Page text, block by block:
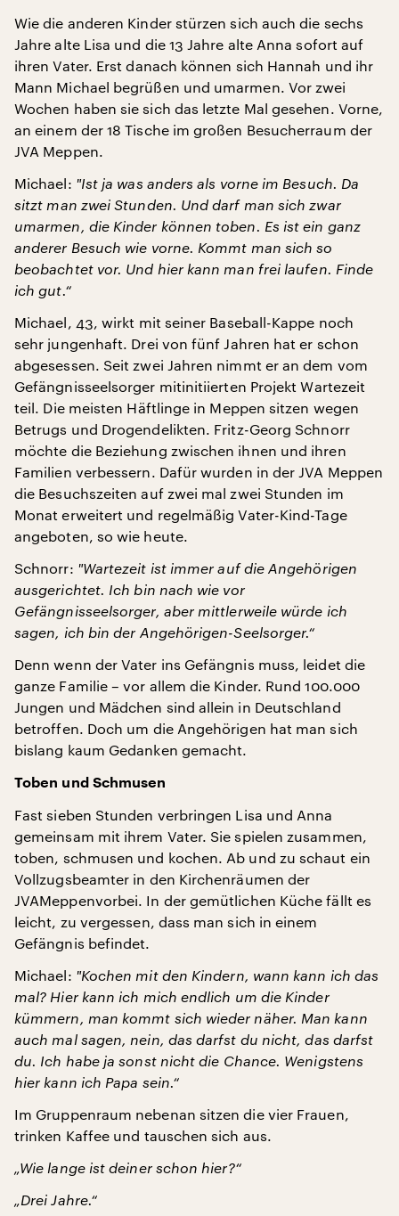
Wie die anderen Kinder stürzen sich auch die sechs
Jahre alte Lisa und die 13 Jahre alte Anna sofort auf
ihren Vater. Erst danach können sich Hannah und ihr
Mann Michael begrüßen und umarmen. Vor zwei
Wochen haben sie sich das letzte Mal gesehen. Vorne,
an einem der 18 Tische im großen Besucherraum der
JVA Meppen.
Michael: "Ist ja was anders als vorne im Besuch. Da
sitzt man zwei Stunden. Und darf man sich zwar
umarmen, die Kinder können toben. Es ist ein ganz
anderer Besuch wie vorne. Kommt man sich so
beobachtet vor. Und hier kann man frei laufen. Finde
ich gut.“
Michael, 43, wirkt mit seiner Baseball-Kappe noch
sehr jungenhaft. Drei von fünf Jahren hat er schon
abgesessen. Seit zwei Jahren nimmt er an dem vom
Gefängnisseelsorger mitinitiierten Projekt Wartezeit
teil. Die meisten Häftlinge in Meppen sitzen wegen
Betrugs und Drogendelikten. Fritz-Georg Schnorr
möchte die Beziehung zwischen ihnen und ihren
Familien verbessern. Dafür wurden in der JVA Meppen
die Besuchszeiten auf zwei mal zwei Stunden im
Monat erweitert und regelmäßig Vater-Kind-Tage
angeboten, so wie heute.
Schnorr: "Wartezeit ist immer auf die Angehörigen
ausgerichtet. Ich bin nach wie vor
Gefängnisseelsorger, aber mittlerweile würde ich
sagen, ich bin der Angehörigen-Seelsorger.“
Denn wenn der Vater ins Gefängnis muss, leidet die
ganze Familie – vor allem die Kinder. Rund 100.000
Jungen und Mädchen sind allein in Deutschland
betroffen. Doch um die Angehörigen hat man sich
bislang kaum Gedanken gemacht.
Toben und Schmusen
Fast sieben Stunden verbringen Lisa und Anna
gemeinsam mit ihrem Vater. Sie spielen zusammen,
toben, schmusen und kochen. Ab und zu schaut ein
Vollzugsbeamter in den Kirchenräumen der
JVAMeppenvorbei. In der gemütlichen Küche fällt es
leicht, zu vergessen, dass man sich in einem
Gefängnis befindet.
Michael: "Kochen mit den Kindern, wann kann ich das
mal? Hier kann ich mich endlich um die Kinder
kümmern, man kommt sich wieder näher. Man kann
auch mal sagen, nein, das darfst du nicht, das darfst
du. Ich habe ja sonst nicht die Chance. Wenigstens
hier kann ich Papa sein.“
Im Gruppenraum nebenan sitzen die vier Frauen,
trinken Kaffee und tauschen sich aus.
„Wie lange ist deiner schon hier?“
„Drei Jahre.“